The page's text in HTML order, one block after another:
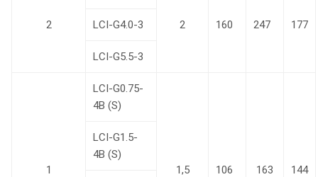
2 2 160 247 177
LCI-G4.0-3
LCI-G5.5-3
1
LCI-G0.75-
4B (S)
1,5 106 163 144
LCI-G1.5-
4B (S)